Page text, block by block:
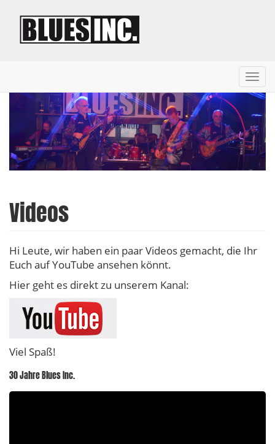
Direkt
Videos
Hi Leute, wir haben ein paar Videos gemacht, die Ihr
Euch auf YouTube ansehen könnt.
Hier geht es direkt zu unserem Kanal:
Viel Spaß!
30 Jahre Blues Inc.